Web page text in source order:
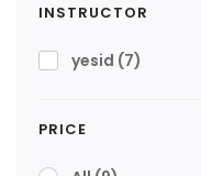
INSTRUCTOR
yesid (7)
PRICE